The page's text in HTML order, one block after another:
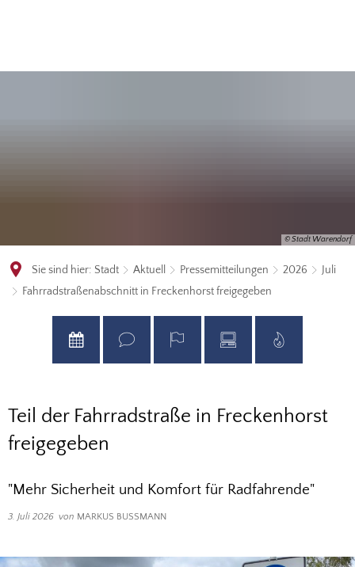
© Stadt Warendorf
Sie sind hier: Stadt Aktuell Pressemitteilungen 2026
Juli
Fahrradstraßenabschnitt in Freckenhorst freigegeben
Teil der Fahrradstraße in Freckenhorst
freigegeben
"Mehr Sicherheit und Komfort für Radfahrende"
3. Juli 2026 von MARKUS BUSSMANN